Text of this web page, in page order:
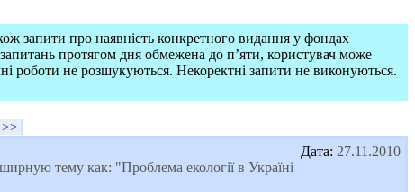
запити про наявність конкретного видання у фондах
протягом дня обмежена до п’яти, користувач може
роботи не розшукуються. Некоректні запити не виконуються.
>>
Дата: 27.11.2010
тему как: "Проблема екології в Україні